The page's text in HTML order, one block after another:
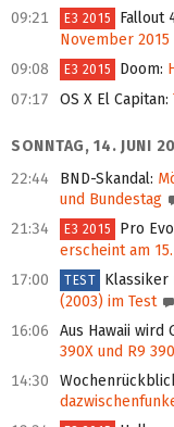
09:21 E3 2015 Fallout
November 2015
09:08 E3 2015 Doom:
07:17 OS X El Capitan:
SONNTAG, 14. JUNI
22:44
BND-Skandal:
und Bundestag
21:34 E3 2015 Pro
erscheint am
17:00 TEST Klassiker
(2003) im Test
16:06 Aus Hawaii wird
390X und R9 390
14:30